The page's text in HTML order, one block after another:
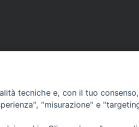
Contatti
Curia
tecniche e, con il tuo
"misurazione" e